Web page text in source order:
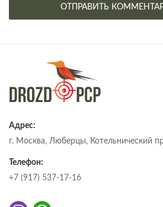
Адрес:
г. Москва, Люберцы, Котельнический
Телефон:
+7 (917) 537-17-16